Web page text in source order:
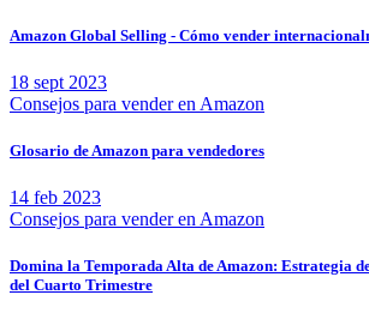
Amazon Global Selling - Cómo vender
18 sept 2023
Consejos para vender en Amazon
Glosario de Amazon para vendedores
14 feb 2023
Consejos para vender en Amazon
Domina la Temporada Alta de Amazon: Estrategia
del Cuarto Trimestre